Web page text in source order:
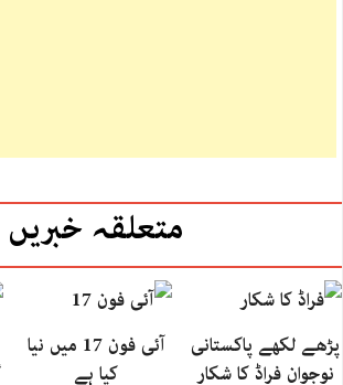
متعلقہ خبریں
پڑھے لکھے پاکستانی
نوجوان فراڈ کا شکار
آئی فون 17 میں نیا
کیا ہے